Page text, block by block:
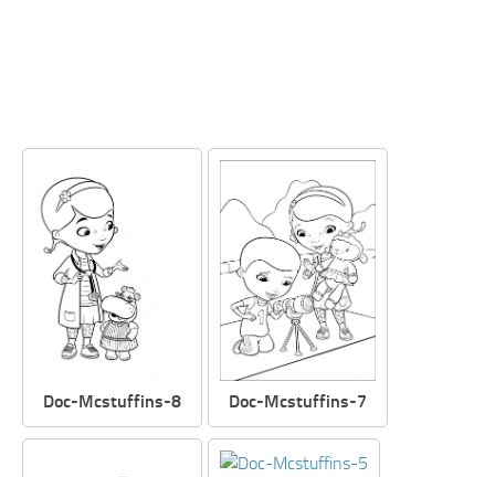
Doc-Mcstuffins-8 Doc-Mcstuffins-7